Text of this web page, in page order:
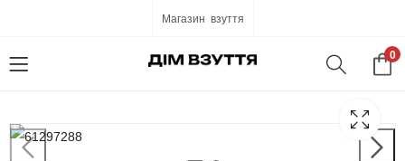
Магазин взуття
0